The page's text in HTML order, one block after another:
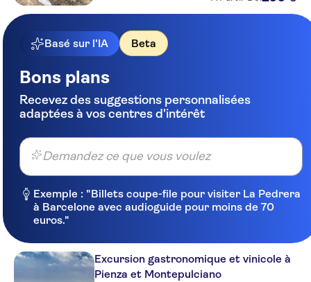
Basé sur l'IA Beta
Bons plans
Recevez des suggestions personnalisées
adaptées à vos centres d'intérêt
Demandez ce que vous voulez
Exemple : "Billets coupe-file pour visiter La Pedrera
à Barcelone avec audioguide pour moins de 70
euros."
Excursion gastronomique et vinicole à
Pienza et Montepulciano